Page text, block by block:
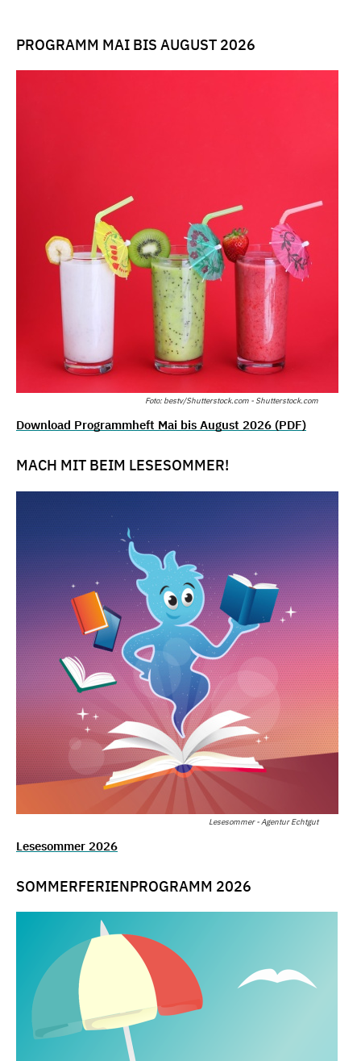
PROGRAMM MAI BIS AUGUST 2026
Foto: bestv/Shutterstock.com - Shutterstock.com
Download Programmheft Mai bis August 2026 (PDF)
MACH MIT BEIM LESESOMMER!
Lesesommer - Agentur Echtgut
Lesesommer 2026
SOMMERFERIENPROGRAMM 2026